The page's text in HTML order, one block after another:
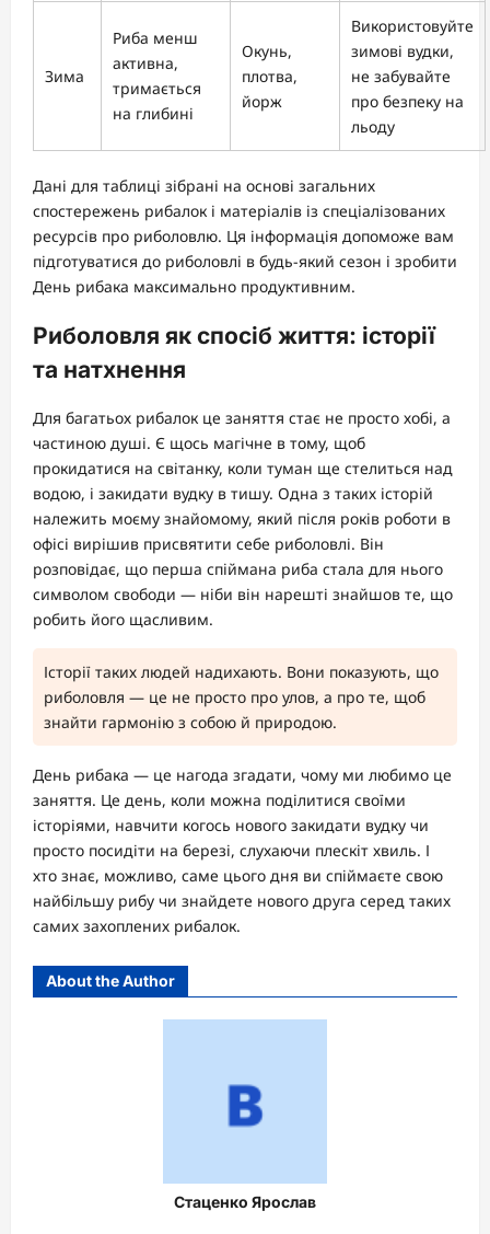
Зима
Риба менш
активна,
тримається
на глибині
Окунь,
плотва,
йорж
Використовуйте
зимові вудки,
не забувайте
про безпеку на
льоду
Дані для таблиці зібрані на основі загальних
спостережень рибалок і матеріалів із спеціалізованих
ресурсів про риболовлю. Ця інформація допоможе вам
підготуватися до риболовлі в будь-який сезон і зробити
День рибака максимально продуктивним.
Риболовля як спосіб життя: історії
та натхнення
Для багатьох рибалок це заняття стає не просто хобі, а
частиною душі. Є щось магічне в тому, щоб
прокидатися на світанку, коли туман ще стелиться над
водою, і закидати вудку в тишу. Одна з таких історій
належить моєму знайомому, який після років роботи в
офісі вирішив присвятити себе риболовлі. Він
розповідає, що перша спіймана риба стала для нього
символом свободи — ніби він нарешті знайшов те, що
робить його щасливим.
Історії таких людей надихають. Вони показують, що
риболовля — це не просто про улов, а про те, щоб
знайти гармонію з собою й природою.
День рибака — це нагода згадати, чому ми любимо це
заняття. Це день, коли можна поділитися своїми
історіями, навчити когось нового закидати вудку чи
просто посидіти на березі, слухаючи плескіт хвиль. І
хто знає, можливо, саме цього дня ви спіймаєте свою
найбільшу рибу чи знайдете нового друга серед таких
самих захоплених рибалок.
About the Author
Стаценко Ярослав